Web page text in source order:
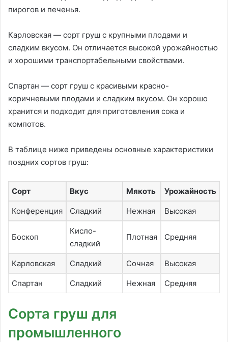
пирогов и печенья.
Карловская — сорт груш с крупными плодами и
сладким вкусом. Он отличается высокой урожайностью
и хорошими транспортабельными свойствами.
Спартан — сорт груш с красивыми красно-
коричневыми плодами и сладким вкусом. Он хорошо
хранится и подходит для приготовления сока и
компотов.
В таблице ниже приведены основные характеристики
поздних сортов груш:
Сорт Вкус Мякоть Урожайность
Конференция Сладкий Нежная Высокая
Боскоп
Кисло-
сладкий
Плотная Средняя
Карловская Сладкий Сочная Высокая
Спартан Сладкий Нежная Средняя
Сорта груш для
промышленного